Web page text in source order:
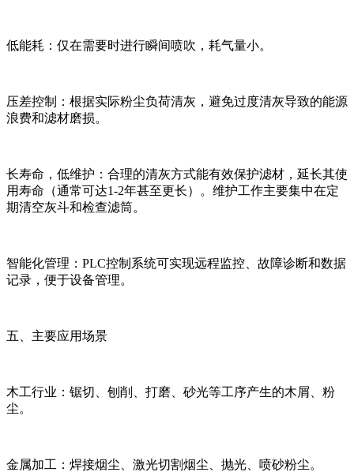
低能耗：仅在需要时进行瞬间喷吹，耗气量小。
压差控制：根据实际粉尘负荷清灰，避免过度清灰导致的能源
浪费和滤材磨损。
长寿命，低维护：合理的清灰方式能有效保护滤材，延长其使
用寿命（通常可达1-2年甚至更长）。维护工作主要集中在定
期清空灰斗和检查滤筒。
智能化管理：PLC控制系统可实现远程监控、故障诊断和数据
记录，便于设备管理。
五、主要应用场景
木工行业：锯切、刨削、打磨、砂光等工序产生的木屑、粉
尘。
金属加工：焊接烟尘、激光切割烟尘、抛光、喷砂粉尘。